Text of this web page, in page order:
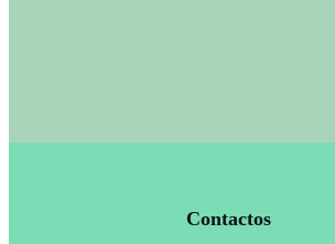
Contactos